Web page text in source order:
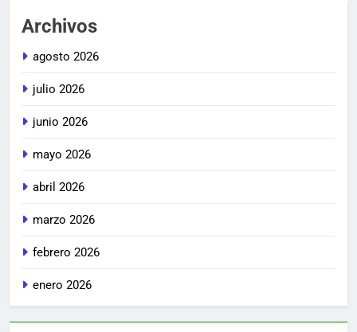
Archivos
agosto 2026
julio 2026
junio 2026
mayo 2026
abril 2026
marzo 2026
febrero 2026
enero 2026